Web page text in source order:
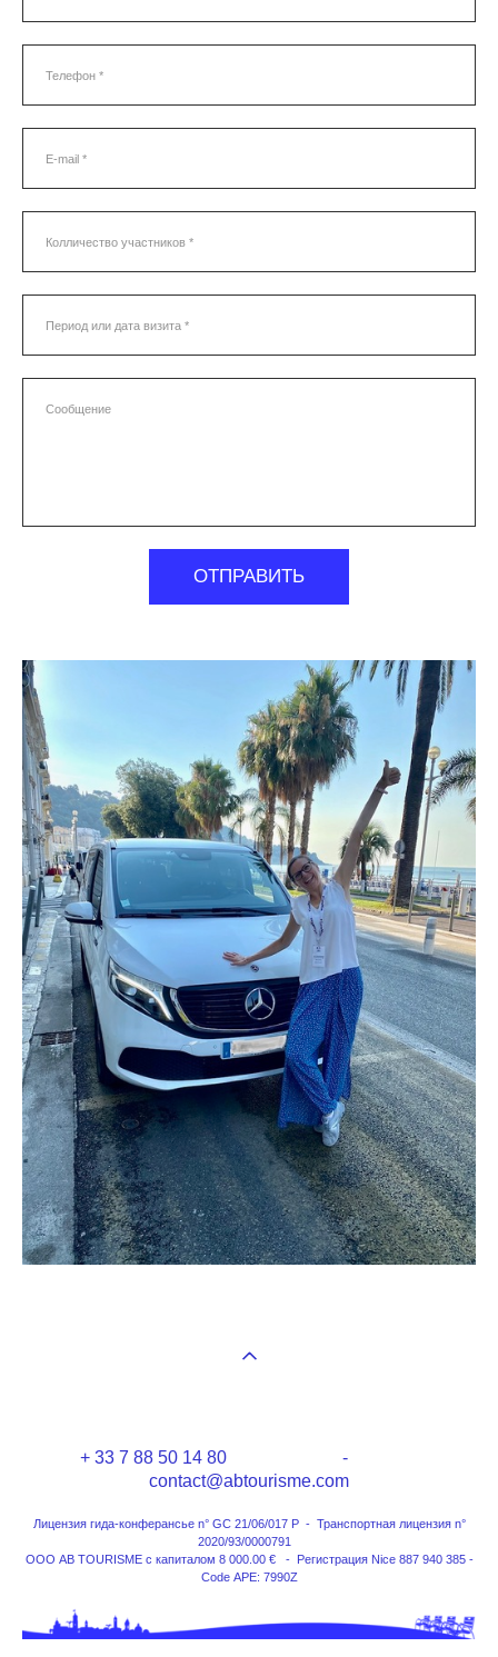
Телефон *
E-mail *
Колличество участников *
Период или дата визита *
Сообщение
ОТПРАВИТЬ
+ 33 7 88 50 14 80 -
contact@abtourisme.com
Лицензия гида-конферансье n° GC 21/06/017 P - Транспортная лицензия n°
2020/93/0000791
ООО AB TOURISME с капиталом 8 000.00 € - Регистрация Nice 887 940 385 -
Code APE: 7990Z